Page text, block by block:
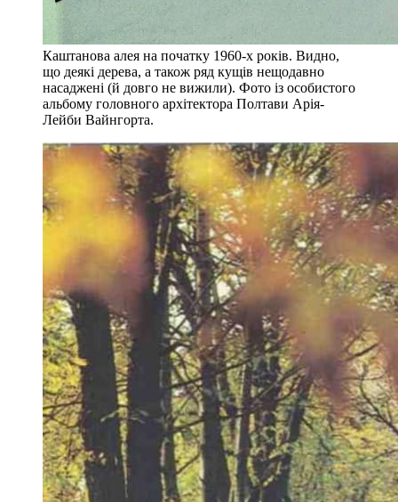
Каштанова алея на початку 1960-х років. Видно,
що деякі дерева, а також ряд кущів нещодавно
насаджені (й довго не вижили). Фото із особистого
альбому головного архітектора Полтави Арія-
Лейби Вайнгорта.